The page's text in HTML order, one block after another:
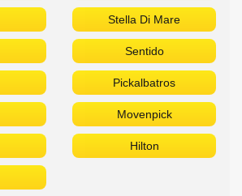
Stella Di Mare
Sentido
Pickalbatros
Movenpick
Hilton